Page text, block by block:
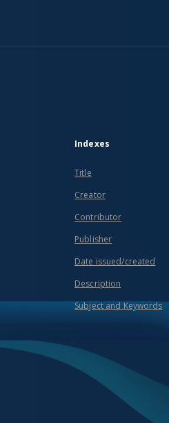
Indexes
Title
Creator
Contributor
Publisher
Date issued/created
Description
Subject and Keywords